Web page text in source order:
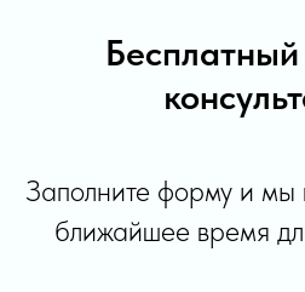
Заполните форму и мы
ближайшее время